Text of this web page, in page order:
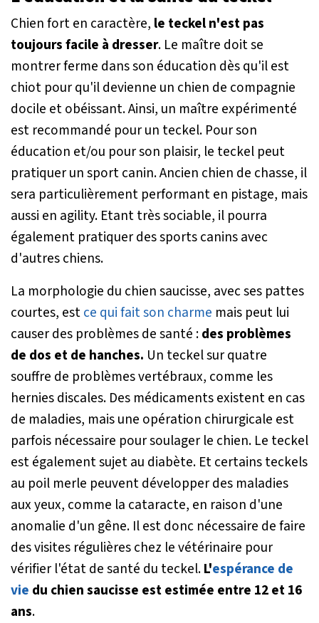
Chien fort en caractère, le teckel n'est pas
toujours facile à dresser. Le maître doit se
montrer ferme dans son éducation dès qu'il est
chiot pour qu'il devienne un chien de compagnie
docile et obéissant. Ainsi, un maître expérimenté
est recommandé pour un teckel. Pour son
éducation et/ou pour son plaisir, le teckel peut
pratiquer un sport canin. Ancien chien de chasse, il
sera particulièrement performant en pistage, mais
aussi en agility. Etant très sociable, il pourra
également pratiquer des sports canins avec
d'autres chiens.
La morphologie du chien saucisse, avec ses pattes
courtes, estce qui fait son charme mais peut lui
causer des problèmes de santé :des problèmes
de dos et de hanches. Un teckel sur quatre
souffre de problèmes vertébraux, comme les
hernies discales. Des médicaments existent en cas
de maladies, mais une opération chirurgicale est
parfois nécessaire pour soulager le chien. Le teckel
est également sujet au diabète. Et certains teckels
au poil merle peuvent développer des maladies
aux yeux, comme la cataracte, en raison d'une
anomalie d'un gêne. Il est donc nécessaire de faire
des visites régulières chez le vétérinaire pour
vérifier l'état de santé du teckel.L'espérance de
vie du chien saucisse est estimée entre 12 et 16
ans.